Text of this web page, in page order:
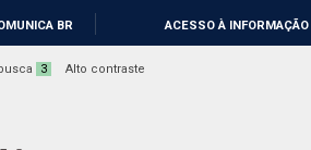
BR ACESSO À INFORMAÇÃO
3 Alto contraste